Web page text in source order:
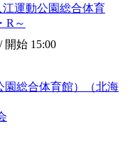
運動公園総合体育
R～
開始 15:00
園総合体育館）（北海